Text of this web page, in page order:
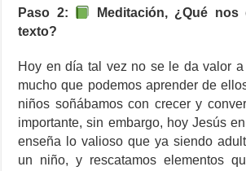
Paso 2:
Meditación, ¿Qué
texto?
Hoy en día tal vez no se le da valor
mucho que podemos aprender de
niños soñábamos con crecer y
importante, sin embargo, hoy Jesús
enseña lo valioso que ya siendo
un niño, y rescatamos elementos